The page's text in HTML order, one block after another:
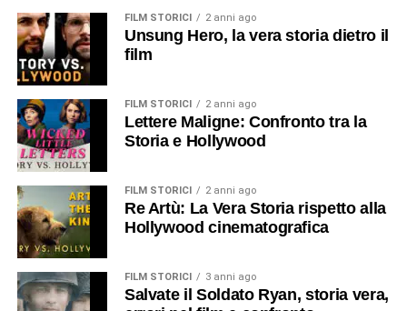
FILM STORICI 2 anni ago
Unsung Hero, la vera storia dietro il
film
FILM STORICI 2 anni ago
Lettere Maligne: Confronto tra la
Storia e Hollywood
FILM STORICI 2 anni ago
Re Artù: La Vera Storia rispetto alla
Hollywood cinematografica
FILM STORICI 3 anni ago
Salvate il Soldato Ryan, storia vera,